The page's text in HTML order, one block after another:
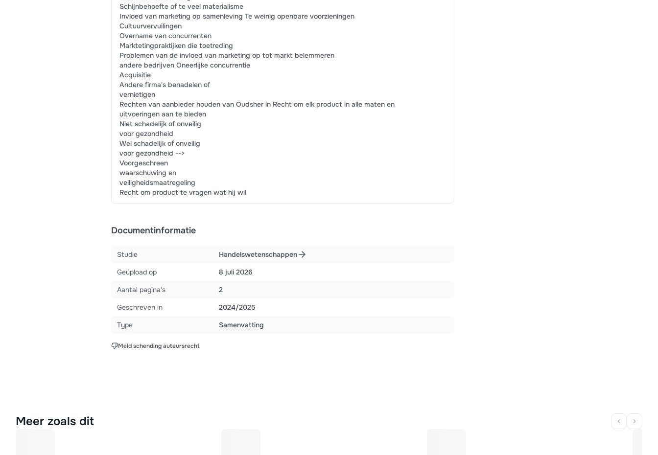
Schijnbehoefte of te veel materialisme
Invloed van marketing op samenleving Te weinig openbare voorzieningen
Cultuurvervuilingen
Overname van concurrenten
Marktetingpraktijken die toetreding
Problemen van de invloed van marketing op tot markt belemmeren
andere bedrijven Oneerlijke concurrentie
Acquisitie
Andere firma's benadelen of
vernietigen
Rechten van aanbieder houden van Oudsher in Recht om elk product in alle maten en
uitvoeringen aan te bieden
Niet schadelijk of onveilig
voor gezondheid
Wel schadelijk of onveilig
voor gezondheid -->
Voorgeschreen
waarschuwing en
veiligheidsmaatregeling
Recht om product te vragen wat hij wil
Documentinformatie
Studie
Handelswetenschappen
Geüpload op
8 juli 2026
Aantal pagina's
2
Geschreven in
2024/2025
Type
Samenvatting
Meld schending auteursrecht
Meer zoals dit